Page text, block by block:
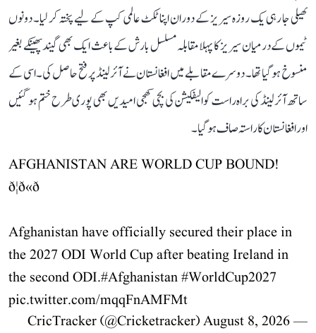
کھیلی جا رہی یک روزہ سیریز کے دوران اپنا ٹکٹ عالمی کپ کے لیے پختہ کر لیا۔ دونوں
ٹیموں کے درمیان سیریز کا پہلا مقابلہ مسلسل بارش کے باعث ایک بھی گیند پھینکے بغیر
منسوخ ہو گیا تھا۔ دوسرے مقابلے میں افغانستان نے آئرلینڈ پر فتح حاصل کی۔ اسی کے
ساتھ آئرلینڈ کی براہ راست کوالیفکیشن کی بچی کھچی امیدیں بھی پوری طرح ختم ہو گئیں
اور افغانستان کا راستہ صاف ہو گیا۔
AFGHANISTAN ARE WORLD CUP BOUND!
ð¦ð«ð
Afghanistan have officially secured their place in
the 2027 ODI World Cup after beating Ireland in
the second ODI.#Afghanistan#WorldCup2027
pic.twitter.com/mqqFnAMFMt
— CricTracker (@Cricketracker)
August 8, 2026